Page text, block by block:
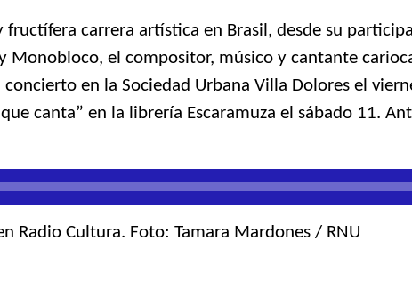
fructífera carrera artística en Brasil, desde su
Monobloco, el compositor, músico y cantante
en la Sociedad Urbana Villa Dolores el
canta” en la librería Escaramuza el sábado 11.
Radio Cultura. Foto: Tamara Mardones / RNU